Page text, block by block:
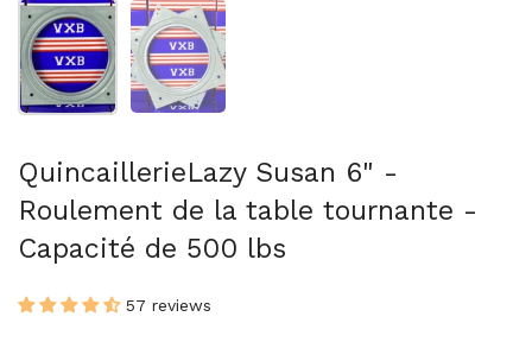
Afficher la diapositive 1Afficher la diapositive 2
QuincaillerieLazy Susan 6" -
Roulement de la table tournante -
Capacité de 500 lbs
57 reviews